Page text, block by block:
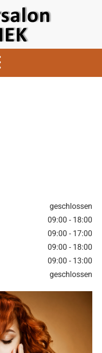
geschlossen
09:00 - 18:00
09:00 - 17:00
09:00 - 18:00
09:00 - 13:00
geschlossen